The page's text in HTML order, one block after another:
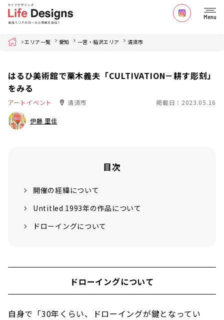
Menu
Home エリア一覧 愛知 一宮・稲沢エリア 清須市
はるひ美術館で栗木義夫「CULTIVATION－耕す彫刻」
をみる
アートイベント 清須市 掲載日：2023.05.16
伊藤 里佳
目次
開催の経緯について
Untitled 1993年の作品について
ドローイングについて
ドローイングについて
自身で「30年くらい、ドローイングが鍵となってい